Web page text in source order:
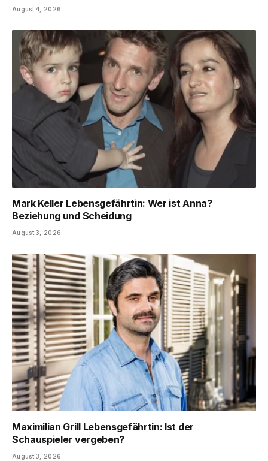
August 4, 2026
Mark Keller Lebensgefährtin: Wer ist Anna?
Beziehung und Scheidung
August 3, 2026
Maximilian Grill Lebensgefährtin: Ist der
Schauspieler vergeben?
August 3, 2026